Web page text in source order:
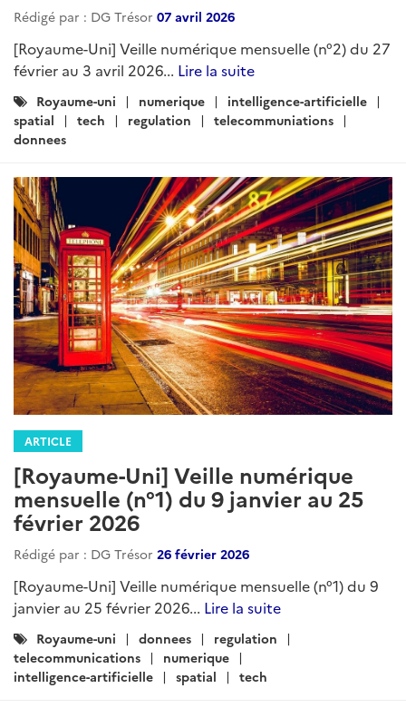
Rédigé par : DG Trésor 07 avril 2026
[Royaume-Uni] Veille numérique mensuelle (n°2) du 27
février au 3 avril 2026... Lire la suite
Catégories
:
Royaume-uni numerique
intelligence-artificielle
spatial
tech regulation
telecommuniations
donnees
ARTICLE
[Royaume-Uni] Veille numérique
mensuelle (n°1) du 9 janvier au 25
février 2026
Rédigé par : DG Trésor 26 février 2026
[Royaume-Uni] Veille numérique mensuelle (n°1) du 9
janvier au 25 février 2026... Lire la suite
Catégories
:
Royaume-uni donnees
regulation
telecommunications
numerique
intelligence-artificielle
spatial tech